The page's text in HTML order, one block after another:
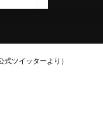
ツイッターより）